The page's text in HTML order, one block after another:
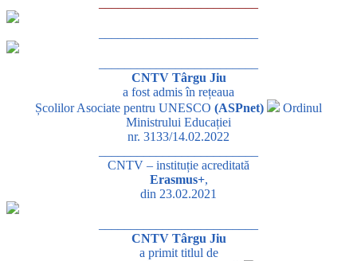
CNTV Târgu Jiu
a fost admis în rețeaua
Școlilor Asociate pentru UNESCO (ASPnet)
Ordinul
Ministrului Educației
nr. 3133/14.02.2022
CNTV – instituție acreditată
Erasmus+,
din 23.02.2021
CNTV Târgu Jiu
a primit titlul de